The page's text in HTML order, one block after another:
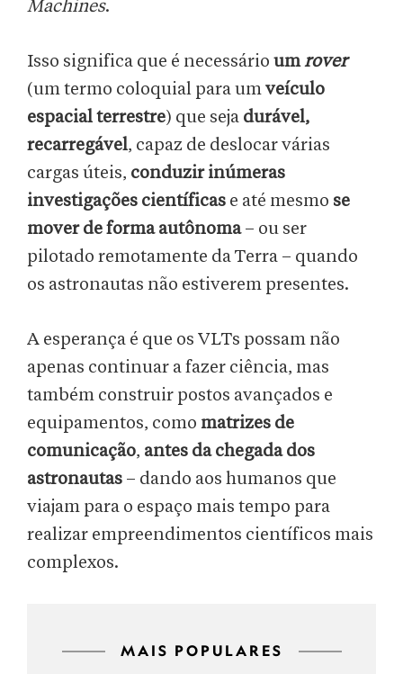
Machines.
Isso significa que é necessário umrover
(um termo coloquial para umveículo
espacial terrestre) que seja durável,
recarregável, capaz de deslocar várias
cargas úteis, conduzir inúmeras
investigações científicas e até mesmo se
mover de forma autônoma– ou ser
pilotado remotamente da Terra – quando
os astronautas não estiverem presentes.
A esperança é que os VLTs possam não
apenas continuar a fazer ciência, mas
também construir postos avançados e
equipamentos, como matrizes de
comunicação, antes da chegada dos
astronautas – dando aos humanos que
viajam para o espaço mais tempo para
realizar empreendimentos científicos mais
complexos.
MAIS POPULARES